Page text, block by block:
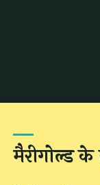
मैरीगोल्ड